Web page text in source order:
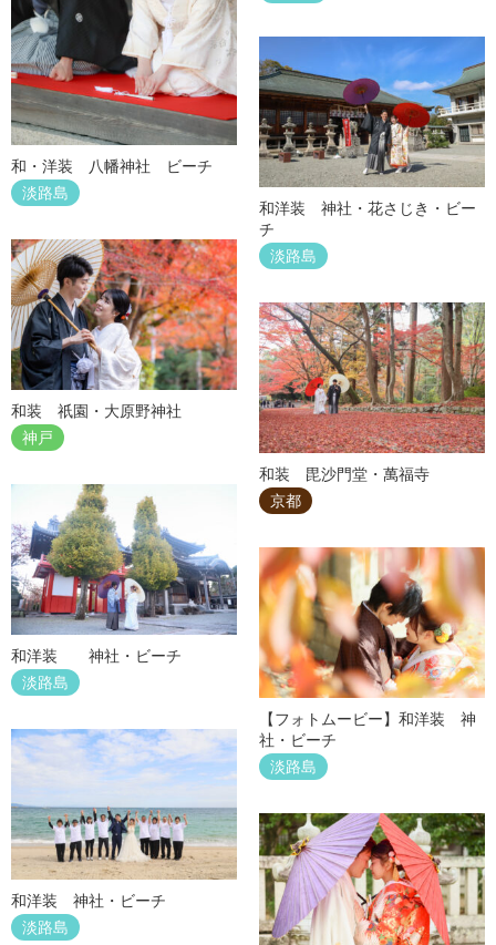
和・洋装 八幡神社 ビーチ
淡路島
和洋装 神社・花さじき・ビー
チ
淡路島
和装 祇園・大原野神社
神戸
和装 毘沙門堂・萬福寺
京都
和洋装 神社・ビーチ
淡路島
【フォトムービー】和洋装 神
社・ビーチ
淡路島
和洋装 神社・ビーチ
淡路島